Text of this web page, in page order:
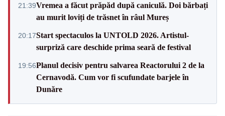
21:39Vremea a făcut prăpăd după caniculă. Doi bărbați
au murit loviți de trăsnet în râul Mureș
20:17Start spectaculos la UNTOLD 2026. Artistul-
surpriză care deschide prima seară de festival
19:56Planul decisiv pentru salvarea Reactorului 2 de la
Cernavodă. Cum vor fi scufundate barjele în
Dunăre